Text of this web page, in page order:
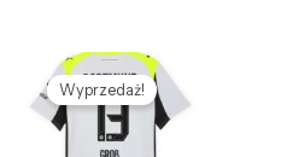
Wyprzedaż!
Pierwotna
cena
wynosiła:
469,85 zł.
Aktualna
cena
wynosi:
127,69 zł.